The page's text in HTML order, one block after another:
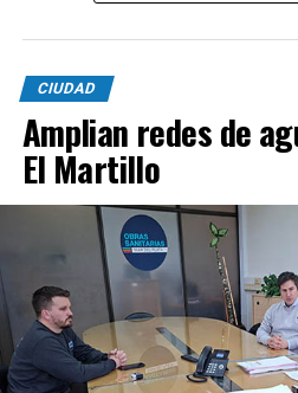
CIUDAD
Amplian redes de
El Martillo